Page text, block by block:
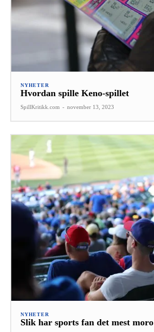
NYHETER
Hvordan spille Keno-spillet
SpillKritikk.com - november 13, 2023
NYHETER
Slik har sports fan det mest moro